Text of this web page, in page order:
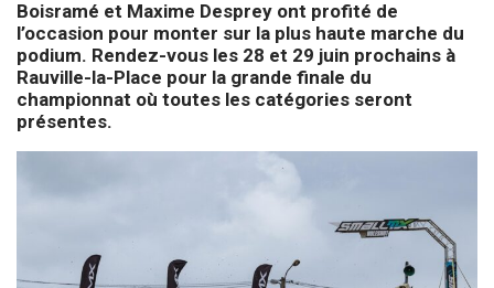
Boisramé et Maxime Desprey ont profité de
l’occasion pour monter sur la plus haute marche du
podium. Rendez-vous les 28 et 29 juin prochains à
Rauville-la-Place pour la grande finale du
championnat où toutes les catégories seront
présentes.